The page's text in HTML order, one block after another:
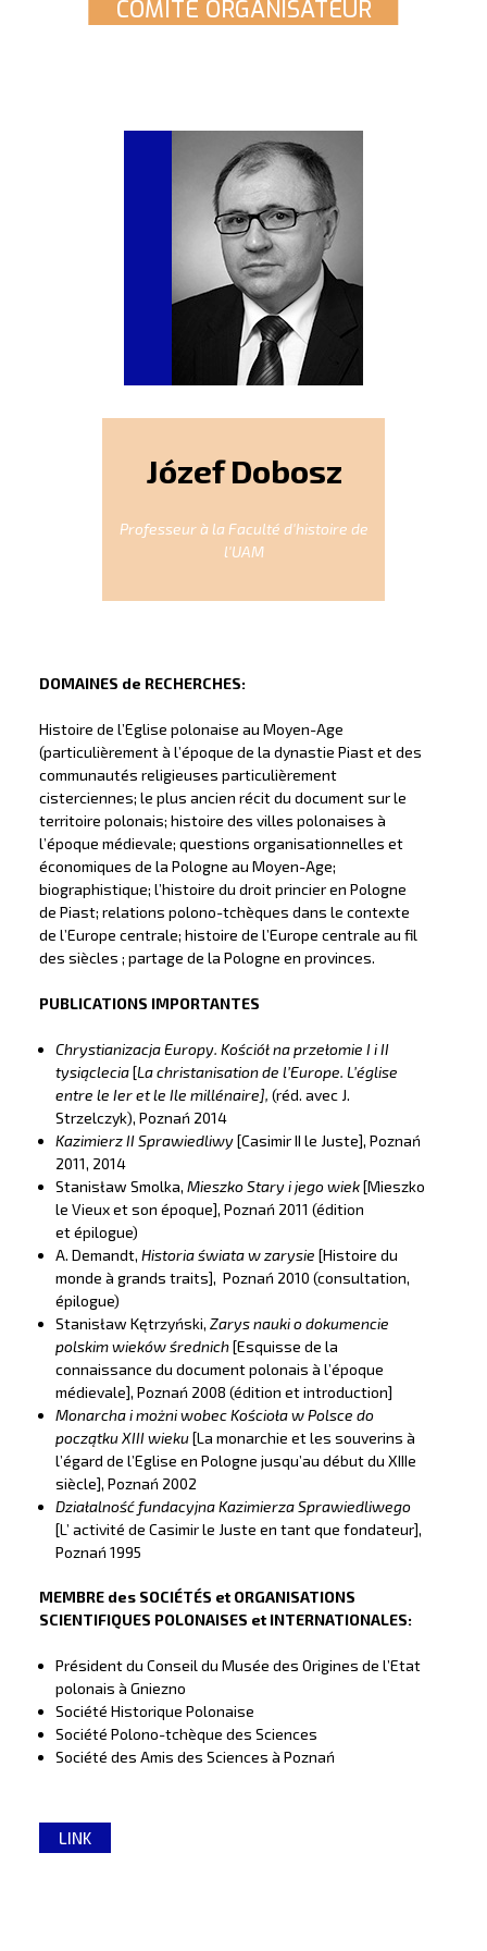
COMITÉ ORGANISATEUR
Józef Dobosz
Professeur à la Faculté d'histoire de
l'UAM
DOMAINES de RECHERCHES:
Histoire de l’Eglise polonaise au Moyen-Age
(particulièrement à l’époque de la dynastie Piast et des
communautés religieuses particulièrement
cisterciennes; le plus ancien récit du document sur le
territoire polonais; histoire des villes polonaises à
l’époque médievale; questions organisationnelles et
économiques de la Pologne au Moyen-Age;
biographistique; l’histoire du droit princier en Pologne
de Piast; relations polono-tchèques dans le contexte
de l’Europe centrale; histoire de l’Europe centrale au fil
des siècles ; partage de la Pologne en provinces.
PUBLICATIONS IMPORTANTES
Chrystianizacja Europy. Kościół na przełomie I i II
tysiąclecia[La christanisation de l’Europe. L’église
entre le Ier et le Ile millénaire], (réd. avec J.
Strzelczyk), Poznań 2014
Kazimierz II Sprawiedliwy[Casimir II le Juste], Poznań
2011, 2014
Stanisław Smolka, Mieszko Stary i jego wiek[Mieszko
le Vieux et son époque], Poznań 2011 (édition
et épilogue)
A. Demandt, Historia świata w zarysie [Histoire du
monde à grands traits], Poznań 2010 (consultation,
épilogue)
Stanisław Kętrzyński, Zarys nauki o dokumencie
polskim wieków średnich[Esquisse de la
connaissance du document polonais à l’époque
médievale], Poznań 2008 (édition et introduction]
Monarcha i możni wobec Kościoła w Polsce do
początku XIII wieku[La monarchie et les souverins à
l’égard de l’Eglise en Pologne jusqu’au début du XIIIe
siècle], Poznań 2002
Działalność fundacyjna Kazimierza Sprawiedliwego
[L’ activité de Casimir le Juste en tant que fondateur],
Poznań 1995
MEMBRE des SOCIÉTÉS et ORGANISATIONS
SCIENTIFIQUES POLONAISES et INTERNATIONALES:
Président du Conseil du Musée des Origines de l’Etat
polonais à Gniezno
Société Historique Polonaise
Société Polono-tchèque des Sciences
Société des Amis des Sciences à Poznań
LINK